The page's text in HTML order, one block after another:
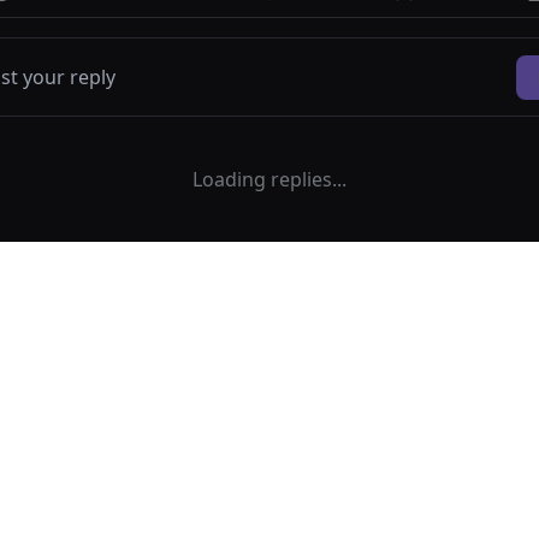
Loading replies...